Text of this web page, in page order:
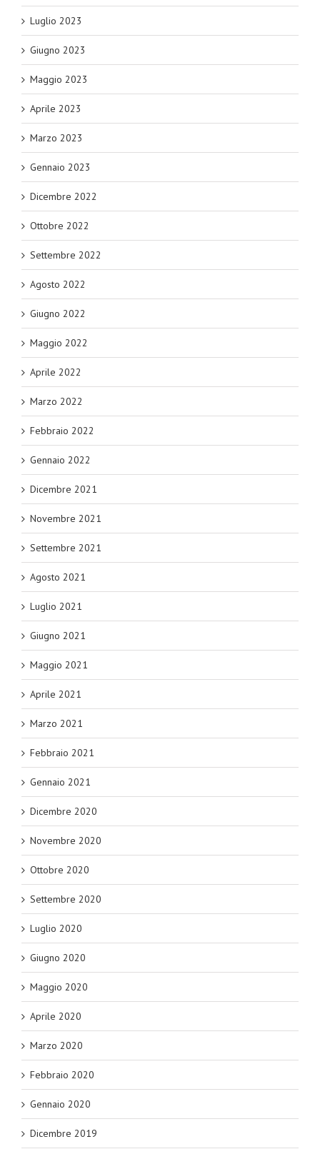
Luglio 2023
Giugno 2023
Maggio 2023
Aprile 2023
Marzo 2023
Gennaio 2023
Dicembre 2022
Ottobre 2022
Settembre 2022
Agosto 2022
Giugno 2022
Maggio 2022
Aprile 2022
Marzo 2022
Febbraio 2022
Gennaio 2022
Dicembre 2021
Novembre 2021
Settembre 2021
Agosto 2021
Luglio 2021
Giugno 2021
Maggio 2021
Aprile 2021
Marzo 2021
Febbraio 2021
Gennaio 2021
Dicembre 2020
Novembre 2020
Ottobre 2020
Settembre 2020
Luglio 2020
Giugno 2020
Maggio 2020
Aprile 2020
Marzo 2020
Febbraio 2020
Gennaio 2020
Dicembre 2019